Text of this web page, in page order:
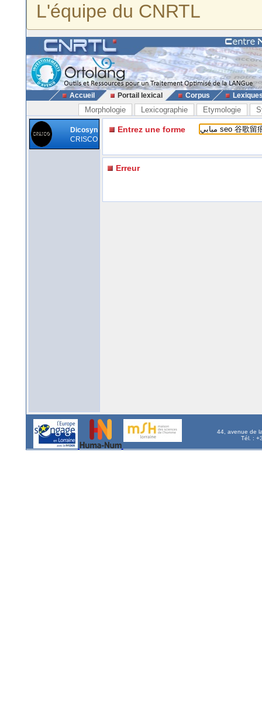
L'équipe du CNRTL
Accueil Portail lexical Corpus
Morphologie Lexicographie Etymologie
Dicosyn
CRISCO
Entrez une forme
Erreur
44, avenue de
Tél. :